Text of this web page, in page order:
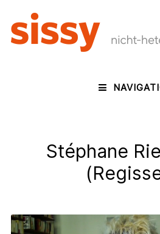
Stéphane